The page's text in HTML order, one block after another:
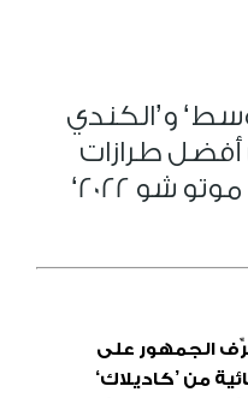
و’الكندي
أفضل طرازات
موتو شو 2022
‘
الجمهور على
من ’كاديلاك‘